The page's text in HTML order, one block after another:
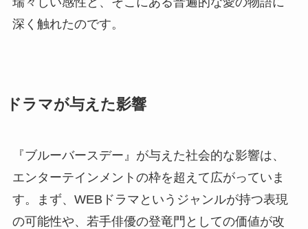
深く触れたのです。
ドラマが与えた影響
『ブルーバースデー』が与えた社会的な影響は、
エンターテインメントの枠を超えて広がっていま
す。まず、WEBドラマというジャンルが持つ表現
の可能性や、若手俳優の登竜門としての価値が改